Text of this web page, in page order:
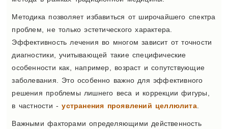
Методика позволяет избавиться от широчайшего спектра
проблем, не только эстетического характера.
Эффективность лечения во многом зависит от точности
диагностики, учитывающей такие специфические
особенности как, например, возраст и сопутствующие
заболевания. Это особенно важно для эффективного
решения проблемы лишнего веса и коррекции фигуры,
в частности -устранения проявлений целлюлита.
Важными факторами определяющими действенность